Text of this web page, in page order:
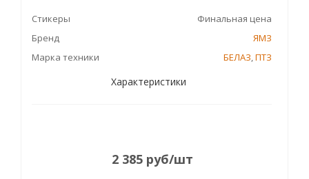
Стикеры
Финальная цена
Бренд
ЯМЗ
Марка техники
БЕЛАЗ,ПТЗ
Характеристики
2 385руб/шт